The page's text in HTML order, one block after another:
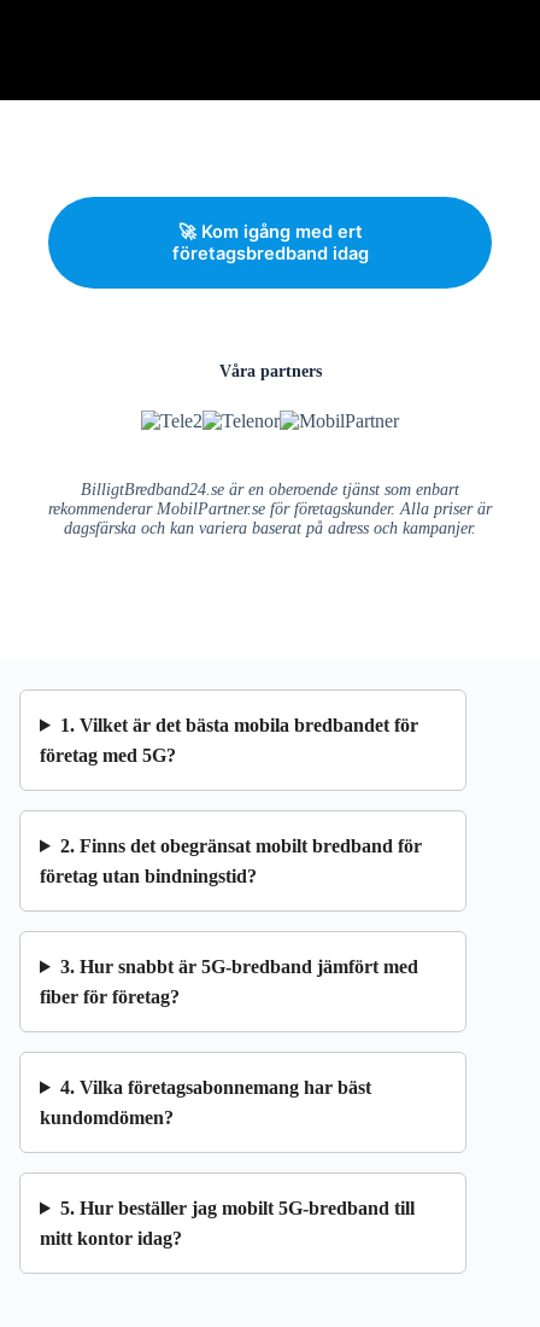
🚀 Kom igång med ert
företagsbredband idag
Våra partners
BilligtBredband24.se är en oberoende tjänst som enbart
rekommenderar MobilPartner.se för företagskunder. Alla priser är
dagsfärska och kan variera baserat på adress och kampanjer.
1. Vilket är det bästa mobila bredbandet för
företag med 5G?
2. Finns det obegränsat mobilt bredband för
företag utan bindningstid?
3. Hur snabbt är 5G-bredband jämfört med
fiber för företag?
4. Vilka företagsabonnemang har bäst
kundomdömen?
5. Hur beställer jag mobilt 5G-bredband till
mitt kontor idag?